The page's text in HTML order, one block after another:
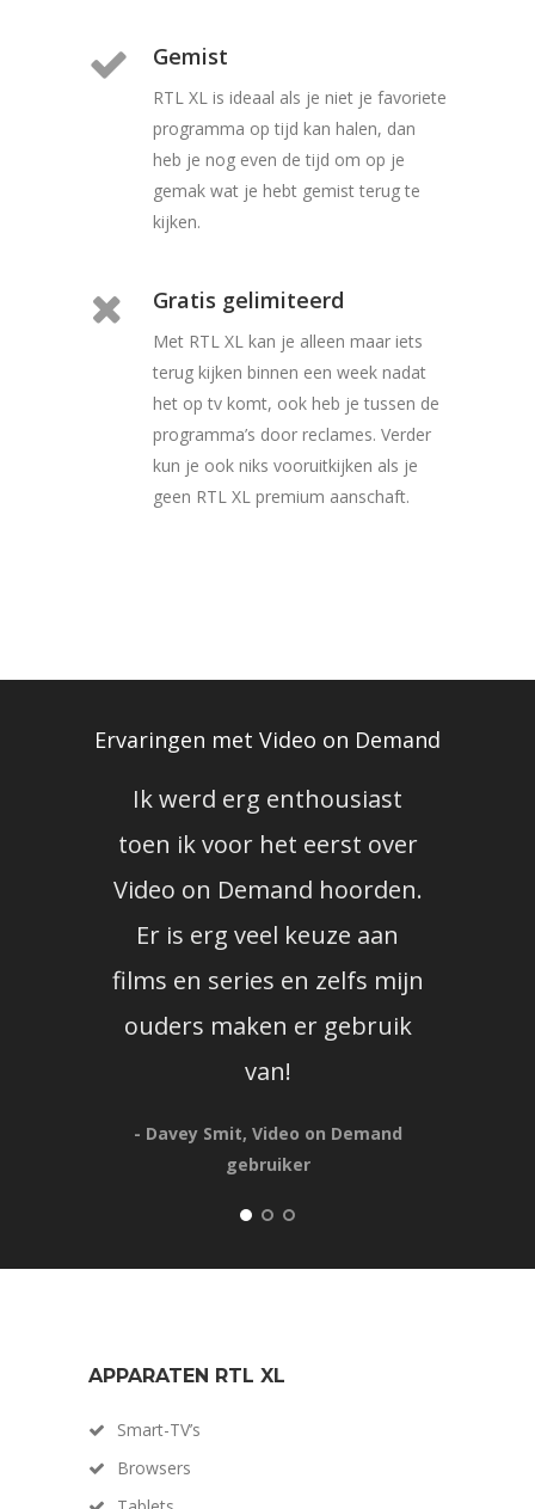
Gemist
RTL XL is ideaal als je niet je favoriete
programma op tijd kan halen, dan
heb je nog even de tijd om op je
gemak wat je hebt gemist terug te
kijken.
Gratis gelimiteerd
Met RTL XL kan je alleen maar iets
terug kijken binnen een week nadat
het op tv komt, ook heb je tussen de
programma’s door reclames. Verder
kun je ook niks vooruitkijken als je
geen RTL XL premium aanschaft.
Ervaringen met Video on Demand
Ik werd erg enthousiast
toen ik voor het eerst over
Video on Demand hoorden.
Er is erg veel keuze aan
films en series en zelfs mijn
ouders maken er gebruik
van!
- Davey Smit, Video on Demand
gebruiker
APPARATEN RTL XL
Smart-TV’s
Browsers